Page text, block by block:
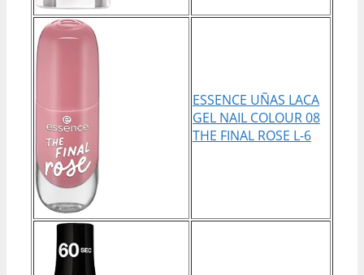
ESSENCE UÑAS LACA
GEL NAIL COLOUR 08
THE FINAL ROSE L-6